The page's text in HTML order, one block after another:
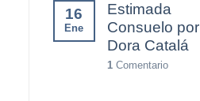
16
Ene
Estimada
Consuelo por
Dora Catalá
1Comentario